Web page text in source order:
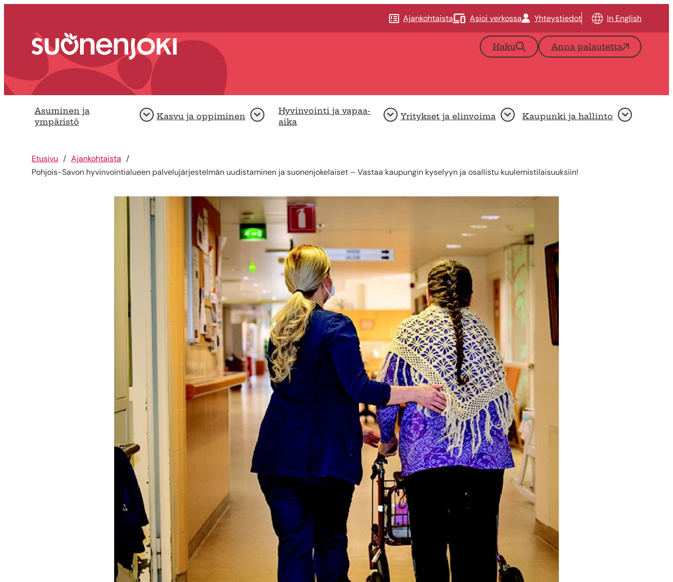
Ajankohtaista
Asioi verkossa Yhteystiedot In English
Etusivu
Haku Anna palautetta
Asuminen ja
ympäristö
AvaaKasvu ja oppiminen Avaa
Hyvinvointi ja vapaa-
aika
AvaaYritykset ja elinvoima AvaaKaupunki ja hallinto Avaa
Etusivu
Ajankohtaista
Pohjois-Savon hyvinvointialueen palvelujärjestelmän uudistaminen ja suonenjokelaiset – Vastaa kaupungin kyselyyn ja osallistu kuulemistilaisuuksiin!